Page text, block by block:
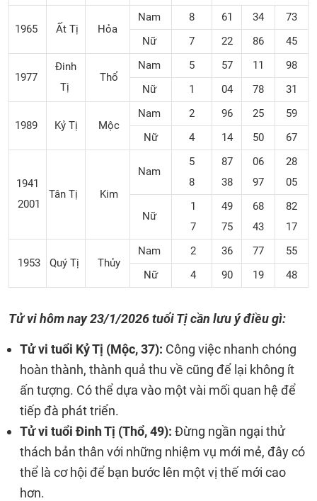
1965 Ất Tị Hỏa
Nam 8 61 34
73
Nữ
7 22 86 45
1977
Đinh
Tị
Thổ
Nam 5 57 11
98
Nữ
1 04 78 31
1989 Kỷ Tị Mộc
Nam 2 96 25
59
Nữ
4 14 50 67
1941
2001
Tân Tị Kim
Nam
5
8
87
38
06
97
28
05
Nữ
1
7
49
75
68
43
82
17
1953 Quý Tị Thủy
Nam 2 36 77
55
Nữ
4 90 19 48
Tử vi hôm nay23/1/2026tuổi Tị cần lưu ý điều gì:
Tử vi tuổi Kỷ Tị (Mộc, 37): Công việc nhanh chóng
hoàn thành, thành quả thu về cũng để lại không ít
ấn tượng. Có thể dựa vào một vài mối quan hệ để
tiếp đà phát triển.
Tử vi tuổi Đinh Tị (Thổ, 49): Đừng ngần ngại thử
thách bản thân với những nhiệm vụ mới mẻ, đây có
thể là cơ hội để bạn bước lên một vị thế mới cao
hơn.